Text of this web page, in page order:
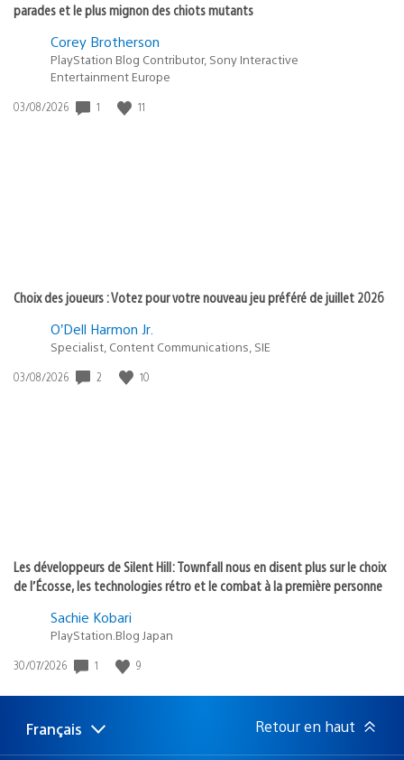
parades et le plus mignon des chiots mutants
Corey Brotherson
PlayStation Blog Contributor, Sony Interactive
Entertainment Europe
Date
03/08/2026 1 11
Choix des joueurs : Votez pour votre nouveau jeu préféré de juillet 2026
O’Dell Harmon Jr.
Specialist, Content Communications, SIE
Date
03/08/2026 2 10
Les développeurs de Silent Hill: Townfall nous en disent plus sur le choix
de l’Écosse, les technologies rétro et le combat à la première personne
Sachie Kobari
PlayStation.Blog Japan
Date
publication
30/07/2026 1 9
Choisir
Région
Français Retour en haut